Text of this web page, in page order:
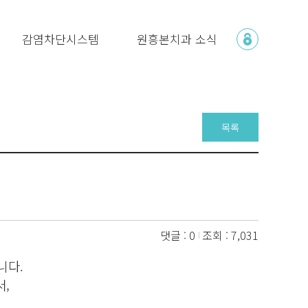
감염차단시스템 원흥본치과 소식
목록
댓글 : 0 조회 : 7,031
다.
,